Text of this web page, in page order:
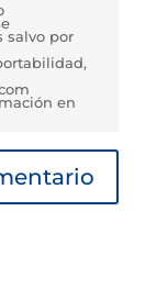
salvo por
en